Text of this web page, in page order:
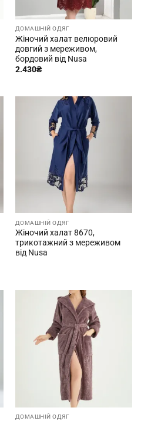
ДОМАШНІЙ ОДЯГ
Жіночий халат велюровий
довгий з мереживом,
бордовий від Nusa
2.430₴
ДОМАШНІЙ ОДЯГ
Жіночий халат 8670,
трикотажний з мереживом
від Nusa
ДОМАШНІЙ ОДЯГ